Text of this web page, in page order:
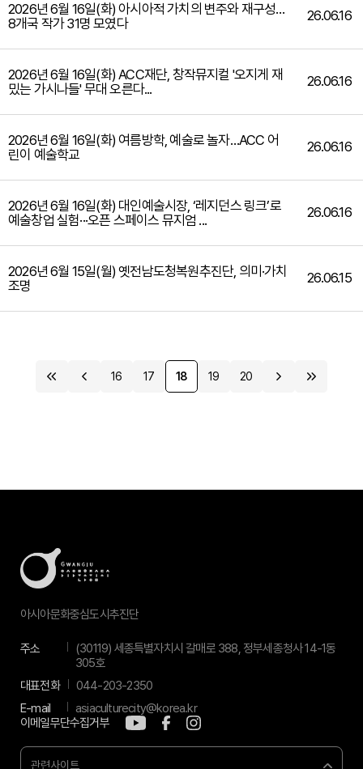
2026년 6월 16일(화) 아시아적 가치의 변주와 재구성…
8개국 작가 31명 모였다
26.06.16
2026년 6월 16일(화) ACC재단, 창작뮤지컬 '오지게 재
밌는 가시나들' 무대 오른다...
26.06.16
2026년 6월 16일(화) 여름방학, 예술로 놀자…ACC 어
린이 예술학교
26.06.16
2026년 6월 16일(화) 대인예술시장, ‘레지던스 링크’로
예술창업 실험···오픈 스페이스 뮤지엄 ...
26.06.16
2026년 6월 15일(월) 옛전남도청복원추진단, 의미·가치
조명
26.06.15
16 17 18 19 20
아시아문화중심도시추진단
주소
(30119) 세종특별자치시 갈매로 388, 정부세종청사 14-1동
305호
대표전화
044-203-2350
E-mail
asiaculturecity@korea.kr
이메일무단수집거부
관련사이트